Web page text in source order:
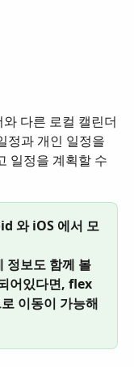
다른 로컬 캘린더
정과 개인 일정을
일정을 계획할 수
와 iOS 에서 모
정보도 함께 볼
어있다면, flex
이동이 가능해